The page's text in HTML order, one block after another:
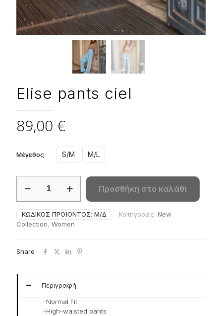
Elise pants ciel
89,00 €
Μέγεθος S/M M/L
pants
ποσότητα
Προσθήκη στο καλάθι
ΚΩΔΙΚΌΣ ΠΡΟΪΌΝΤΟΣ: Μ/Δ Κατηγορίες: New
Collection, Women
Share
Περιγραφή
-Normal Fit
-High-waisted pants